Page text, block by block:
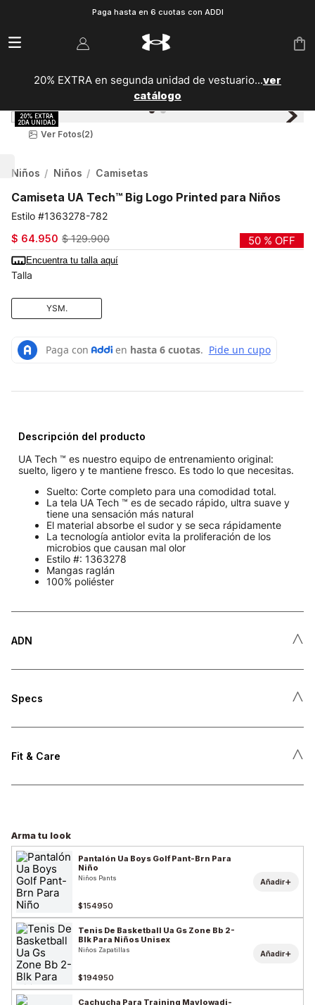
Paga hasta en 6 cuotas con ADDI
20% EXTRA en segunda unidad de vestuario...ver
catálogo
Ver Fotos(2)
Niños Niños Camisetas
Camiseta UA Tech™ Big Logo Printed para Niños
1363278-782
$ 64.950 $ 129.900 50 % OFF
Encuentra tu talla aquí
Talla
YSM.
Descripción del producto
UA Tech ™ es nuestro equipo de entrenamiento original:
suelto, ligero y te mantiene fresco. Es todo lo que necesitas.
Suelto: Corte completo para una comodidad total.
La tela UA Tech ™ es de secado rápido, ultra suave y
tiene una sensación más natural
El material absorbe el sudor y se seca rápidamente
La tecnología antiolor evita la proliferación de los
microbios que causan mal olor
Estilo #: 1363278
Mangas raglán
100% poliéster
ADN ˄
Specs ˄
Fit & Care ˄
Arma tu look
Pantalón Ua Boys Golf Pant-Brn Para
Niño
Niños Pants
$154950
Añadir+
Tenis De Basketball Ua Gs Zone Bb 2-
Blk Para Niños Unisex
Niños Zapatillas
$194950
Añadir+
Cachucha Para Training Mavlowadj-